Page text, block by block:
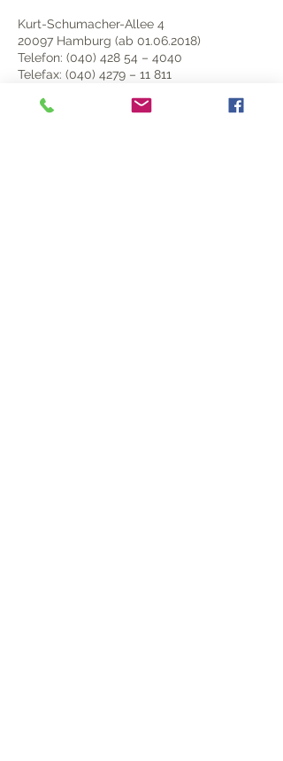
Kurt-Schumacher-Allee 4
20097 Hamburg (ab 01.06.2018)
Telefon: (040) 428 54 – 4040
Telefax: (040) 4279 – 11 811
mailbox@datenschutz.hamburg.de